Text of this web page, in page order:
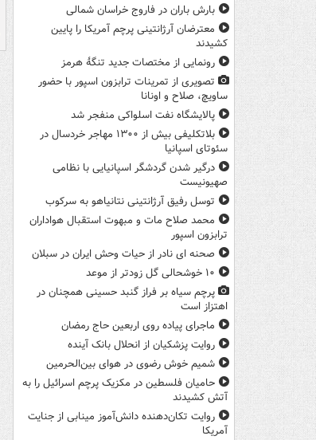
بارش باران در فاروج خراسان شمالی
معترضان آرژانتینی پرچم آمریکا را پایین
کشیدند
رونمایی از مختصات جدید تنگۀ هرمز
تصویری از تمرینات ترابزون اسپور با حضور
ساویچ، صلاح و اونانا
پالایشگاه نفت اسلواکی منفجر شد
بلاتکلیفی بیش از ۱۳۰۰ مهاجر خردسال در
سئوتای اسپانیا
درگیر شدن گردشگر اسپانیایی با نظامی
صهیونیست
توسل رفیق آرژانتینی نتانیاهو به سرکوب
محمد صلاح مات و مبهوت استقبال هواداران
ترابزون اسپور
صحنه ای نادر از حیات وحش ایران در سبلان
۱۰ خوشحالی گل زودتر از موعد
پرچم سیاه بر فراز گنبد حسینی همچنان در
اهتزاز است
ماجرای پیاده روی اربعین حاج رمضان
روایت پزشکیان از انحلال بانک آینده
شمیم خوش رضوی در هوای بین‌الحرمین
حامیان فلسطین در مکزیک پرچم اسرائیل را به
آتش کشیدند
روایت تکان‌دهنده دانش‌آموز مینابی از جنایت
آمریکا